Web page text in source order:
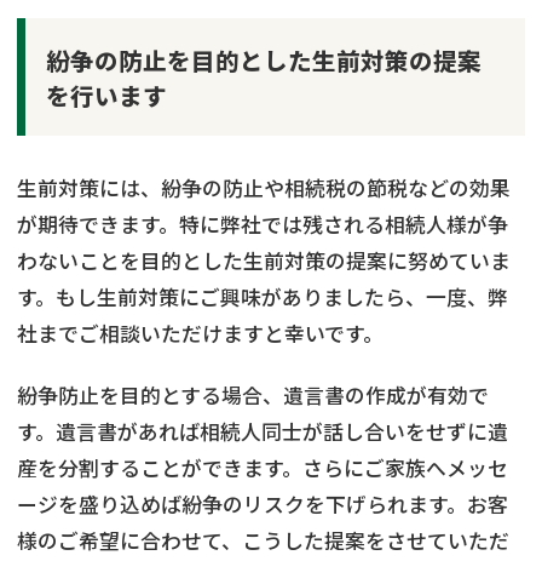
紛争の防止を目的とした生前対策の提案
を行います
生前対策には、紛争の防止や相続税の節税などの効果
が期待できます。特に弊社では残される相続人様が争
わないことを目的とした生前対策の提案に努めていま
す。もし生前対策にご興味がありましたら、一度、弊
社までご相談いただけますと幸いです。
紛争防止を目的とする場合、遺言書の作成が有効で
す。遺言書があれば相続人同士が話し合いをせずに遺
産を分割することができます。さらにご家族へメッセ
ージを盛り込めば紛争のリスクを下げられます。お客
様のご希望に合わせて、こうした提案をさせていただ